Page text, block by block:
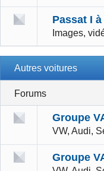
Passat I
Images,
Autres voitures
Forums
Groupe
VW, Audi,
Groupe